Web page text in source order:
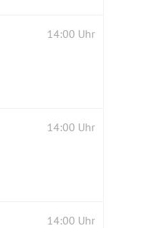
14:00 Uhr
14:00 Uhr
14:00 Uhr